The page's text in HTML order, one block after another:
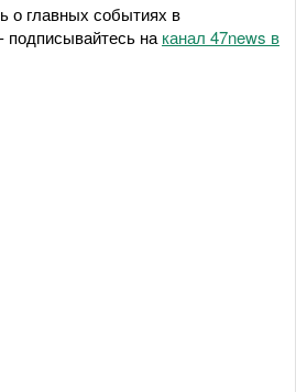
о главных событиях в
подписывайтесь на канал 47news в